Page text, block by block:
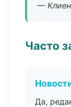
—
Часто
Да,